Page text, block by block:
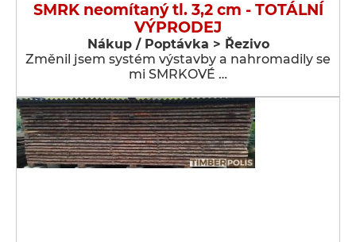
SMRK neomítaný tl. 3,2 cm - TOTÁLNÍ
VÝPRODEJ
Nákup / Poptávka > Řezivo
Změnil jsem systém výstavby a nahromadily se
mi SMRKOVÉ …